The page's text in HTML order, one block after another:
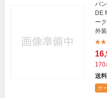
バ
DE
ー
外
170
送
ク